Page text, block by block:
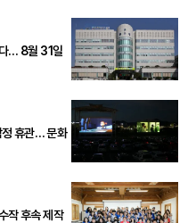
… 8월 31일
정 휴관… 문화
작 후속 제작